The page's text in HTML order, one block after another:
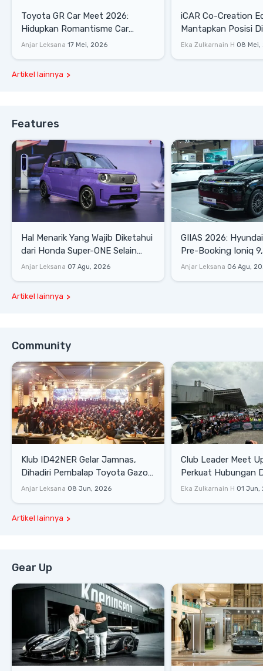
Toyota GR Car Meet 2026:
Hidupkan Romantisme Car
Culture Era 90-an
Anjar Leksana 17 Mei, 2026
iCAR Co-Creation
Mantapkan Posisi
Gaya Hidup
Eka Zulkarnain H 08 Mei,
Artikel lainnya
Features
Hal Menarik Yang Wajib Diketahui
dari Honda Super-ONE Selain
Harga
Anjar Leksana 07 Agu, 2026
GIIAS 2026:
Pre-Booking Ioniq
Rp1,49 Miliar
Anjar Leksana 06 Agu,
Artikel lainnya
Community
Klub ID42NER Gelar Jamnas,
Dihadiri Pembalap Toyota Gazoo
Racing
Anjar Leksana 08 Jun, 2026
Club Leader Meet
Perkuat Hubungan
Dengan Komunitas
Eka Zulkarnain H 01 Jun,
Artikel lainnya
Gear Up